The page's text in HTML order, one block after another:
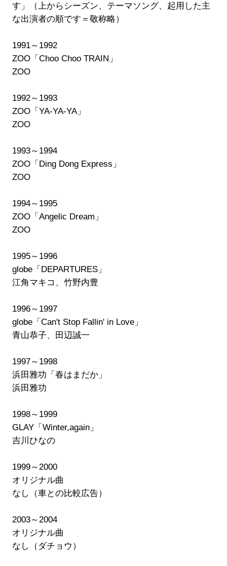
す」（上からシーズン、テーマソング、起用した主
な出演者の順です＝敬称略）
1991～1992
ZOO「Choo Choo TRAIN」
ZOO
1992～1993
ZOO「YA-YA-YA」
ZOO
1993～1994
ZOO「Ding Dong Express」
ZOO
1994～1995
ZOO「Angelic Dream」
ZOO
1995～1996
globe「DEPARTURES」
江角マキコ、竹野内豊
1996～1997
globe「Can't Stop Fallin' in Love」
青山恭子、田辺誠一
1997～1998
浜田雅功「春はまだか」
浜田雅功
1998～1999
GLAY「Winter,again」
吉川ひなの
1999～2000
オリジナル曲
なし（車との比較広告）
2003～2004
オリジナル曲
なし（ダチョウ）